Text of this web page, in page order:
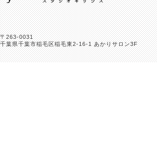
〒263-0031
千葉県千葉市稲毛区稲毛東2-16-1 あかりサロン3F